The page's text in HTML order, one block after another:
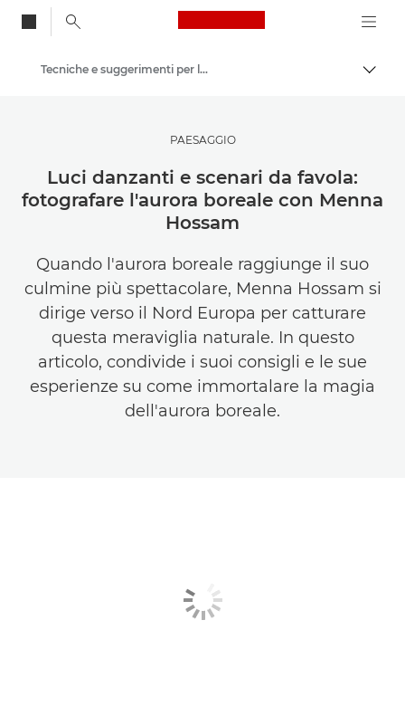
Canon Logo, back
Lasciati ispirare | Consigli di fotografia e stampa e guide all'acquisto
Tecniche e suggerimenti per la fotografia e la stampa
PAESAGGIO
Luci danzanti e scenari da favola:
fotografare l'aurora boreale con Menna
Hossam
Quando l'aurora boreale raggiunge il suo
culmine più spettacolare, Menna Hossam si
dirige verso il Nord Europa per catturare
questa meraviglia naturale. In questo
articolo, condivide i suoi consigli e le sue
esperienze su come immortalare la magia
dell'aurora boreale.